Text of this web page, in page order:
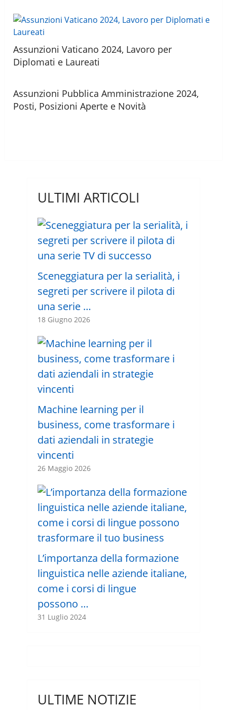
Assunzioni Vaticano 2024, Lavoro per
Diplomati e Laureati
Assunzioni Pubblica Amministrazione 2024,
Posti, Posizioni Aperte e Novità
ULTIMI ARTICOLI
Sceneggiatura per la serialità, i
segreti per scrivere il pilota di
una serie …
18 Giugno 2026
Machine learning per il
business, come trasformare i
dati aziendali in strategie
vincenti
26 Maggio 2026
L’importanza della formazione
linguistica nelle aziende italiane,
come i corsi di lingue
possono …
31 Luglio 2024
ULTIME NOTIZIE